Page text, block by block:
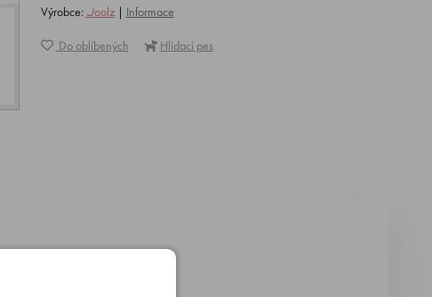
Výrobce:Joolz| Informace
Do oblíbených Hlídací pes